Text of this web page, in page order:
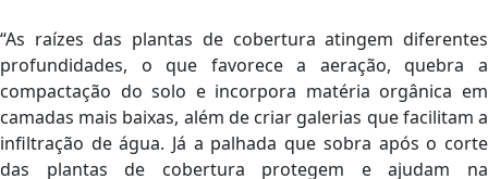
“As raízes das plantas de cobertura atingem diferentes
profundidades, o que favorece a aeração, quebra a
compactação do solo e incorpora matéria orgânica em
camadas mais baixas, além de criar galerias que facilitam a
infiltração de água. Já a palhada que sobra após o corte
das plantas de cobertura protegem e ajudam na